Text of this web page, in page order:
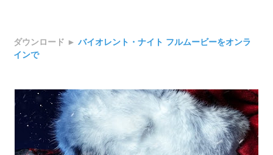
ダウンロード ►バイオレント・ナイト フルムービーをオンラ
インで